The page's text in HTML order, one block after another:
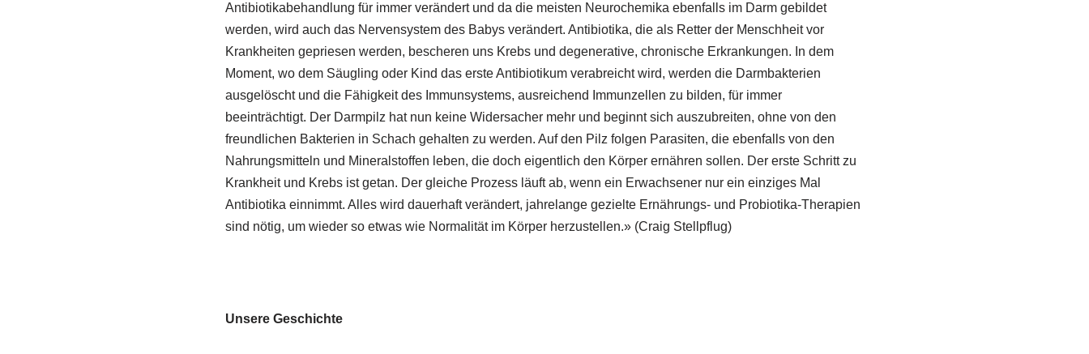
Antibiotikabehandlung für immer verändert und da die meisten Neurochemika ebenfalls im Darm gebildet
werden, wird auch das Nervensystem des Babys verändert. Antibiotika, die als Retter der Menschheit vor
Krankheiten gepriesen werden, bescheren uns Krebs und degenerative, chronische Erkrankungen. In dem
Moment, wo dem Säugling oder Kind das erste Antibiotikum verabreicht wird, werden die Darmbakterien
ausgelöscht und die Fähigkeit des Immunsystems, ausreichend Immunzellen zu bilden, für immer
beeinträchtigt. Der Darmpilz hat nun keine Widersacher mehr und beginnt sich auszubreiten, ohne von den
freundlichen Bakterien in Schach gehalten zu werden. Auf den Pilz folgen Parasiten, die ebenfalls von den
Nahrungsmitteln und Mineralstoffen leben, die doch eigentlich den Körper ernähren sollen. Der erste Schritt zu
Krankheit und Krebs ist getan. Der gleiche Prozess läuft ab, wenn ein Erwachsener nur ein einziges Mal
Antibiotika einnimmt. Alles wird dauerhaft verändert, jahrelange gezielte Ernährungs- und Probiotika-Therapien
sind nötig, um wieder so etwas wie Normalität im Körper herzustellen.» (Craig Stellpflug)
Unsere Geschichte